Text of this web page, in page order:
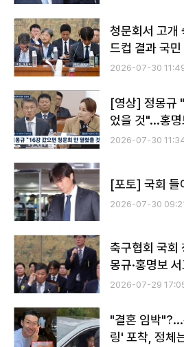
청문회서 고개
드컵 결과 국
2026-07-30
[영상] 정몽규 "16강 갔으면 청문회 없
었을 것"...홍
2026-07-30
[포토] 국
2026-07-30
축구협회 국회
몽규·홍명보
2026-07-29
"결혼 임박
링' 포착, 정체